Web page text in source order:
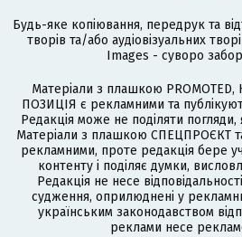
Будь-яке копіювання, передрук та
творів та/або аудіовізуальних
Images - суворо
Матеріали з плашкою
ПОЗИЦІЯ є рекламними та
Редакція може не поділяти
Матеріали з плашкою СПЕЦПРОЄКТ
рекламними, проте редакція бере
контенту і поділяє думки,
Редакція не несе
судження, оприлюднені у
українським законодавством
реклами несе